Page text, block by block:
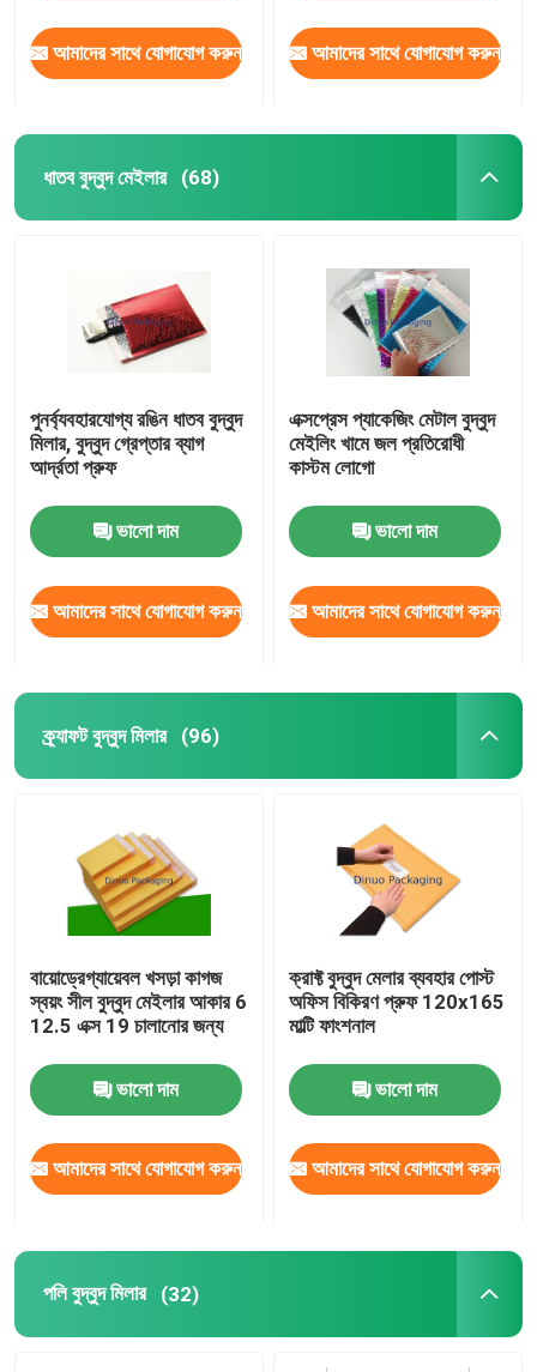
পণ্য
আমাদের সম্পর্কে
কারখানা ভ্রমণ
মামলা
আমাদের সাথে যোগাযোগ করুন আমাদের সাথে যোগাযোগ করুন
ধাতব বুদ্বুদ মেইলার (68)
পুনর্ব্যবহারযোগ্য রঙিন ধাতব বুদ্বুদ
মিলার, বুদ্বুদ গ্রেপ্তার ব্যাগ
আর্দ্রতা প্রুফ
ভালো দাম
আমাদের সাথে যোগাযোগ করুন
এক্সপ্রেস প্যাকেজিং মেটাল বুদ্বুদ
মেইলিং খামে জল প্রতিরোধী
কাস্টম লোগো
ভালো দাম
আমাদের সাথে যোগাযোগ করুন
ক্র্যাফট বুদ্বুদ মিলার (96)
বায়োড্রেগ্যায়েবল খসড়া কাগজ
স্বয়ং সীল বুদ্বুদ মেইলার আকার 6
12.5 এক্স 19 চালানোর জন্য
ভালো দাম
আমাদের সাথে যোগাযোগ করুন
ক্রাফ্ট বুদ্বুদ মেলার ব্যবহার পোস্ট
অফিস বিকিরণ প্রুফ 120x165
মাল্টি ফাংশনাল
ভালো দাম
আমাদের সাথে যোগাযোগ করুন
পলি বুদ্বুদ মিলার (32)